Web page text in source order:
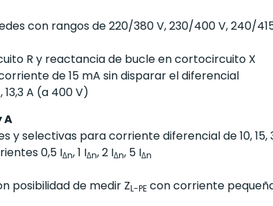
con rangos de 220/380 V, 230/400 V, 240/
R y reactancia de bucle en cortocircuito X
de 15 mA sin disparar el diferencial
A (a 400 V)
A
selectivas para corriente diferencial de 10, 15,
0,5 IΔn, 1 IΔn, 2 IΔn, 5 IΔn
posibilidad de medir ZL-PE con corriente